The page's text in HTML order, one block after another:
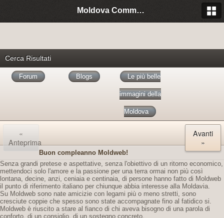
Moldova Community Italia
Cerca Risultati
Forum Blogs Le più belle
immagini della
Moldova
«
Anteprima
Avanti
»
Buon compleanno Moldweb!
Senza grandi pretese e aspettative, senza l'obiettivo di un ritorno economico,
mettendoci solo l'amore e la passione per una terra ormai non più così
lontana, decine, anzi, ceniaia e centinaia, di persone hanno fatto di Moldweb
il punto di riferimento italiano per chiunque abbia interesse alla Moldavia.
Su Moldweb sono nate amicizie con legami più o meno stretti, sono
cresciute coppie che spesso sono state accompagnate fino al fatidico si.
Moldweb è riuscito a stare al fianco di chi aveva bisogno di una parola di
conforto, di un consiglio, di un sostegno concreto.